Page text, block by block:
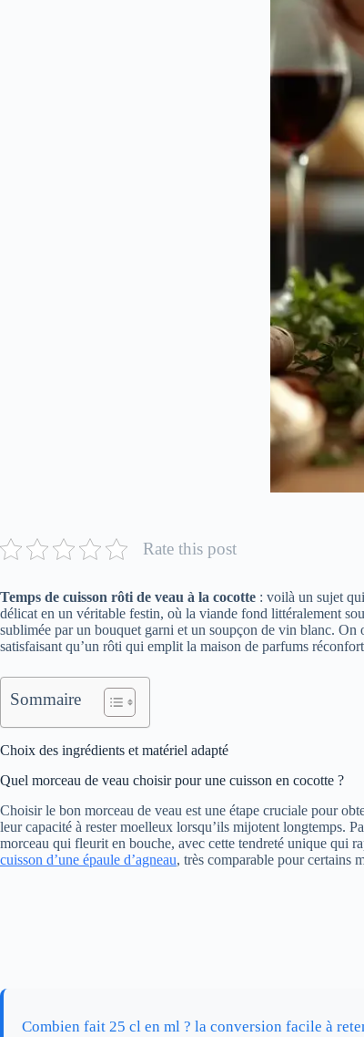
Rate this post
Temps de cuisson rôti de veau à la cocotte : voilà un sujet
délicat en un véritable festin, où la viande fond littéralement
sublimée par un bouquet garni et un soupçon de vin blanc. On
satisfaisant qu’un rôti qui emplit la maison de parfums
Sommaire
Choix des ingrédients et matériel adapté
Quel morceau de veau choisir pour une cuisson en cocotte ?
Choisir le bon morceau de veau est une étape cruciale pour
leur capacité à rester moelleux lorsqu’ils mijotent longtemps.
morceau qui fleurit en bouche, avec cette tendreté unique qui
cuisson d’une épaule d’agneau, très comparable pour certains
Combien fait 25 cl en ml ? la conversion facile à